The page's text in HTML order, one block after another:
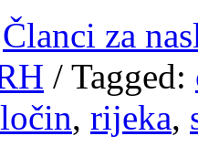
Članci za
/ Tagged:
, rijeka,